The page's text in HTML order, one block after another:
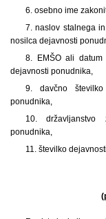
6. osebno ime
7. naslov stalnega
nosilca dejavnosti
8. EMŠO ali
dejavnosti ponudnika,
9. davčno
ponudnika,
10. državljanstvo
ponudnika,
11. številko